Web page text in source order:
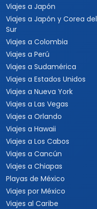
Viajes a Japón
Viajes a Japón y Corea del
Sur
Viajes a Colombia
Viajes a Perú
Viajes a Sudamérica
Viajes a Estados Unidos
Viajes a Nueva York
Viajes a Las Vegas
Viajes a Orlando
Viajes a Hawaii
Viajes a Los Cabos
Viajes a Cancún
Viajes a Chiapas
Playas de México
Viajes por México
Viajes al Caribe